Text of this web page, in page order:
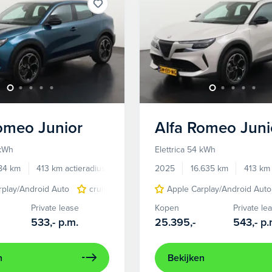
Junior
km
413 km actieradius
Elektrisch
Android Auto
cruise control adaptief LED koplampen
Private lease
533,- p.m.
Alfa Romeo
Elettrica 54 kWh
2025
16.635 km
413
Apple Carplay/Android Auto
Kopen
25.395,-
Private
543,-
Bekijken